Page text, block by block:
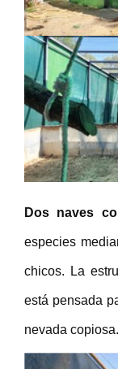
Dos naves
especies
chicos. La
está pensada
nevada copiosa.